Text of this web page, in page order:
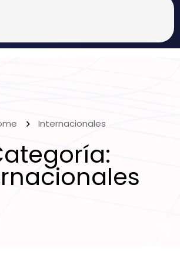
Internacionales